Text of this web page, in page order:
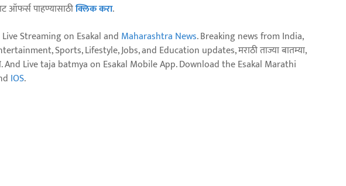
ऑफर्स पाहण्यासाठीक्लिक करा.
Streaming on Esakal and Maharashtra News. Breaking news from India,
Sports, Lifestyle, Jobs, and Education updates, मराठी ताज्या बातम्या,
And Live taja batmya on Esakal Mobile App. Download the Esakal Marathi
IOS.